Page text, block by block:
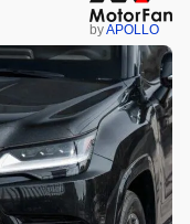
byAPOLLO